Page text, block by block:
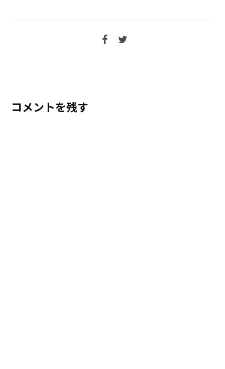
コメントを残す